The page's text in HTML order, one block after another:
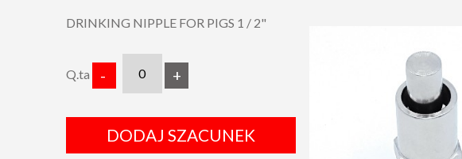
DRINKING NIPPLE FOR PIGS 1 / 2"
Q.ta - +
DODAJ SZACUNEK